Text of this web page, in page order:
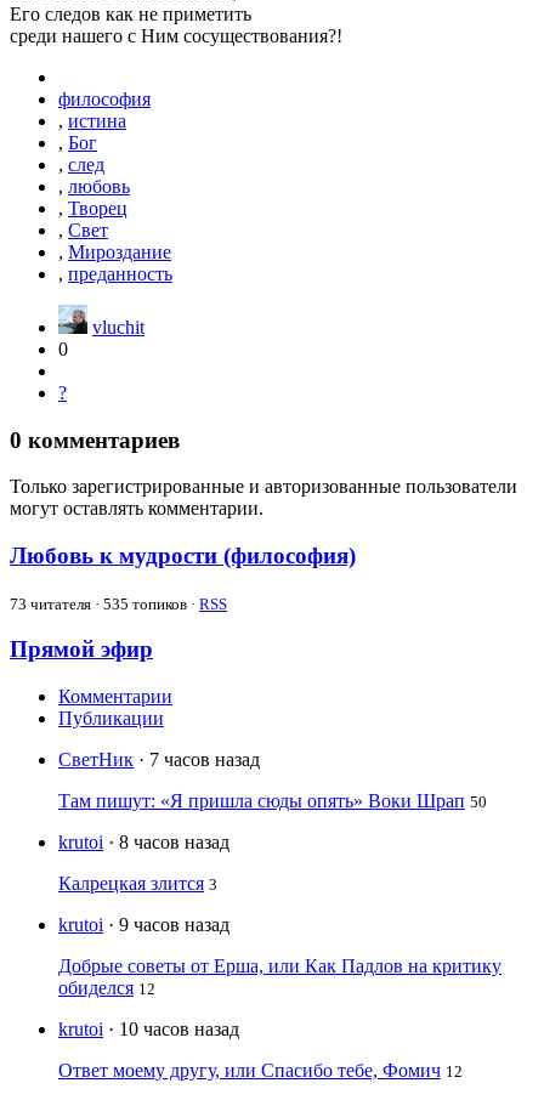
Его следов как не приметить
среди нашего с Ним сосуществования?!
философия
, истина
, Бог
, след
, любовь
, Творец
, Свет
, Мироздание
, преданность
vluchit
0
?
0 комментариев
Только зарегистрированные и авторизованные пользователи
могут оставлять комментарии.
Любовь к мудрости (философия)
73 читателя · 535 топиков · RSS
Прямой эфир
Комментарии
Публикации
СветНик · 7 часов назад
Там пишут: «Я пришла сюды опять» Воки Шрап 50
krutoi · 8 часов назад
Калрецкая злится 3
krutoi · 9 часов назад
Добрые советы от Ерша, или Как Падлов на критику
обиделся 12
krutoi · 10 часов назад
Ответ моему другу, или Спасибо тебе, Фомич 12